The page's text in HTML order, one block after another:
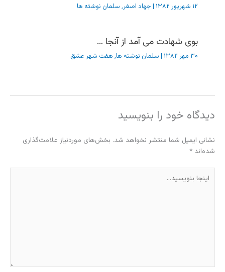
۱۲ شهریور ۱۳۸۲ | جهاد اصغر, سلمان نوشته ها
بوی شهادت می آمد از آنجا …
۳۰ مهر ۱۳۸۲ | سلمان نوشته ها, هفت شهر عشق
دیدگاه‌ خود را بنویسید
نشانی ایمیل شما منتشر نخواهد شد. بخش‌های موردنیاز علامت‌گذاری
شده‌اند *
بنویسید…